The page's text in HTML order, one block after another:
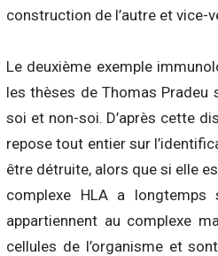
construction de l’autre et vice-
Le deuxième exemple
les thèses de Thomas
soi et non-soi. D’après cette
repose tout entier sur
être détruite, alors que si elle
complexe HLA a
appartiennent au complexe
cellules de l’organisme et